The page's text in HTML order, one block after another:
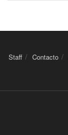
Staff Contacto